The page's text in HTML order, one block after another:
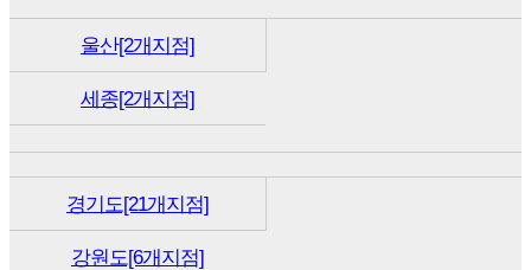
울산[2개지점]
세종[2개지점]
경기도[21개지점]
강원도[6개지점]